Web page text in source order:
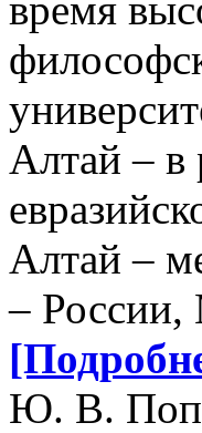
Алтай – в
Алтай –
– России,
Ю. В.